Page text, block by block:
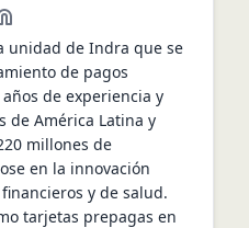
www.minsait.com/
www.linkedin.com/
unidad de Indra que se
de pagos
de experiencia y
de América Latina y
millones de
en la innovación
y de salud.
tarjetas prepagas en